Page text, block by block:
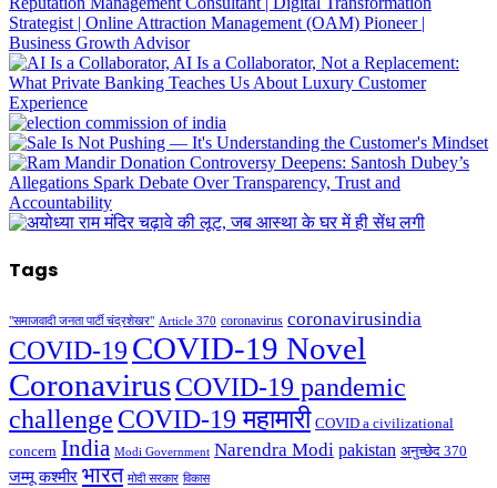
Tags
"समाजवादी जनता पार्टी चंद्रशेखर" Article 370 coronavirus coronavirusindia
COVID-19 COVID-19 Novel
CoronavirusCOVID-19 pandemic
challenge COVID-19 महामारी COVID a civilizational
concern India Modi Government Narendra Modi pakistan अनुच्छेद 370
जम्मू कश्मीर भारत मोदी सरकार विकास